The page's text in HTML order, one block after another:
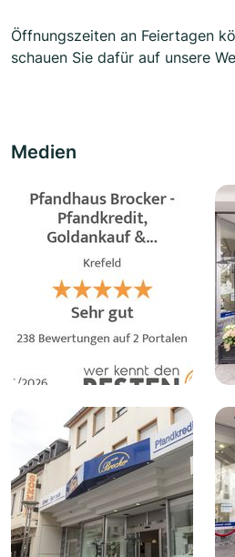
Öffnungszeiten an Feiertagen
schauen Sie dafür auf unsere
Medien